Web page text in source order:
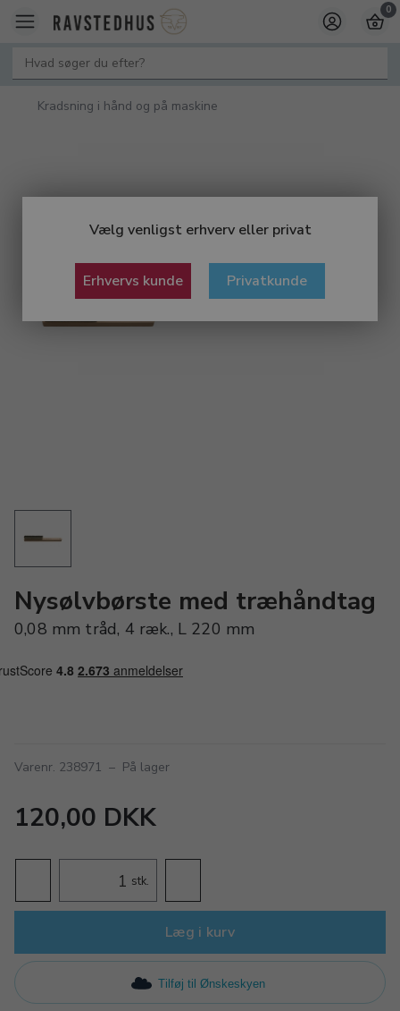
Vælg venligst erhverv eller privat
Erhvervs kunde Privatkunde
0
Kradsning i hånd og på maskine
Nysølvbørste med træhåndtag
0,08 mm tråd, 4 ræk., L 220 mm
Varenr. 238971 – På lager
120,00 DKK
stk.
Læg i kurv
Tilføj til Ønskeskyen